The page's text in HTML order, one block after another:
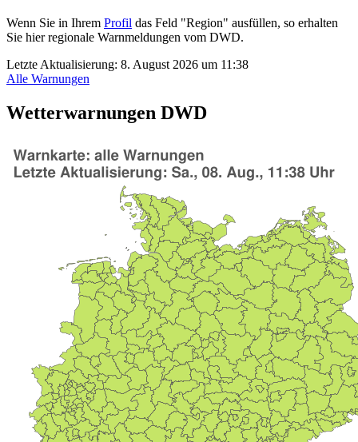
Wenn Sie in Ihrem Profil das Feld "Region" ausfüllen, so erhalten
Sie hier regionale Warnmeldungen vom DWD.
Letzte Aktualisierung: 8. August 2026 um 11:38
Alle Warnungen
Wetterwarnungen DWD